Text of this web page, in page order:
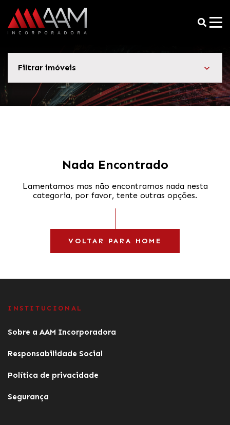
Filtrar imóveis
Nada Encontrado
Lamentamos mas não encontramos nada nesta
categoria, por favor, tente outras opções.
VOLTAR PARA HOME
INSTITUCIONAL
Sobre a AAM Incorporadora
Responsabilidade Social
Política de privacidade
Segurança